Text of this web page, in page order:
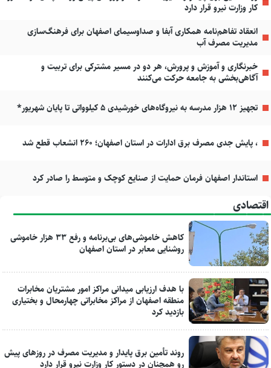
کار وزارت نیرو قرار دارد
انعقاد تفاهم‌نامه همکاری آبفا و صداوسیمای اصفهان برای فرهنگ‌سازی
مدیریت مصرف آب
خبرنگاری و آموزش و پرورش، هر دو در مسیر مشترکی برای تربیت و
آگاهی‌بخشی به جامعه حرکت می‌کنند
تجهیز ۱۲ هزار مدرسه به نیروگاه‌های خورشیدی ۵ کیلوواتی تا پایان شهریور*
، پایش جدی مصرف برق ادارات در استان اصفهان؛ ۲۶۰ انشعاب قطع شد
استاندار اصفهان فرمان حمایت از صنایع کوچک و متوسط را صادر کرد
اقتصادی
کاهش خاموشی‌های بی‌برنامه و رفع ۳۳ هزار خاموشی
روشنایی معابر در استان اصفهان
با هدف ارزیابی میدانی مراکز امور مشتریان مخابرات
منطقه اصفهان از مراکز مخابراتی چهارمحال و بختیاری
بازدید کرد
روند تأمین برق پایدار و مدیریت مصرف در روزهای پیش
رو همچنان در دستور کار وزارت نیرو قرار دارد